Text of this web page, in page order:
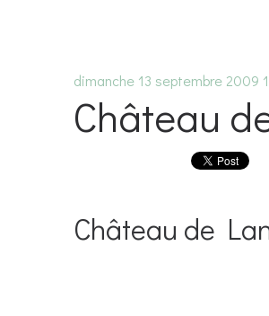
dimanche 13 septembre 2009
Château
Château de